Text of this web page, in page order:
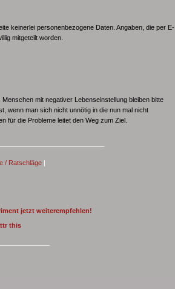
keinerlei personenbezogene Daten. Angaben, die per E-
mitgeteilt worden.
mit negativer Lebenseinstellung bleiben bitte
wenn man sich nicht unnötig in die nun mal nicht
für die Probleme leitet den Weg zum Ziel.
/ Ratschläge|
jetzt weiterempfehlen!